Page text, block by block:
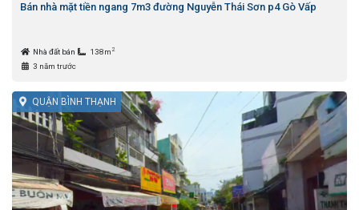
Bán nhà mặt tiền ngang 7m3 đường Nguyễn Thái Sơn p4 Gò Vấp
Nhà đất bán 138m 2
3 năm trước
QUẬN BÌNH THẠNH